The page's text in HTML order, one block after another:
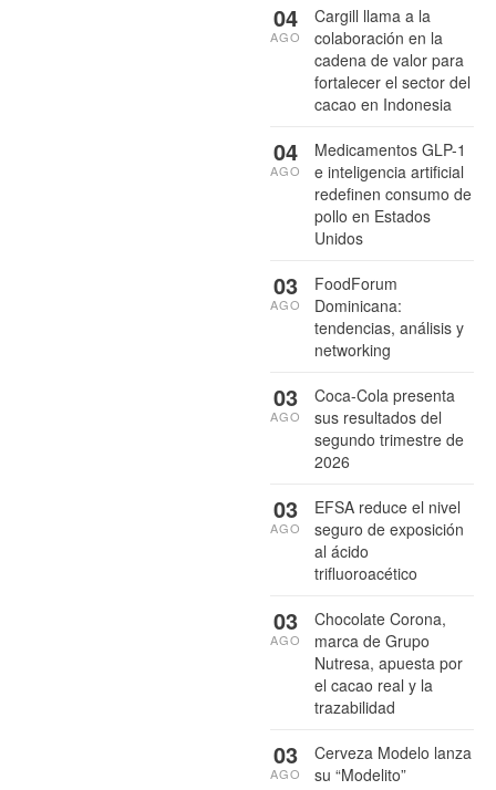
Cargill llama a la
colaboración en la
cadena de valor para
fortalecer el sector del
cacao en Indonesia
04
AGO
Medicamentos GLP-1
e inteligencia artificial
redefinen consumo de
pollo en Estados
Unidos
04
AGO
FoodForum
Dominicana:
tendencias, análisis y
networking
03
AGO
Coca-Cola presenta
sus resultados del
segundo trimestre de
2026
03
AGO
EFSA reduce el nivel
seguro de exposición
al ácido
trifluoroacético
03
AGO
Chocolate Corona,
marca de Grupo
Nutresa, apuesta por
el cacao real y la
trazabilidad
03
AGO
Cerveza Modelo lanza
su “Modelito”
03
AGO